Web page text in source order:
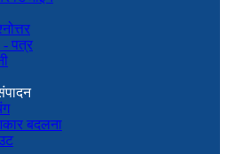
- पत्र
बदलना